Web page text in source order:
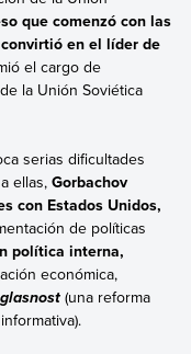
que comenzó con las
en el líder de
el cargo de
la Unión Soviética
serias dificultades
ellas,Gorbachov
con Estados Unidos,
de políticas
política interna,
económica,
glasnost(una reforma